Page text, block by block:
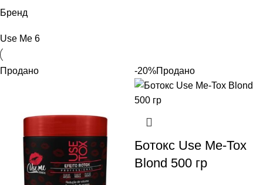
Бренд
Use Me 6
Продано -20%Продано
Ботокс Use Me-Tox
Blond 500 гр